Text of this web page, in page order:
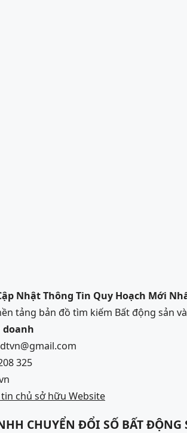
Nhật Thông Tin Quy Hoạch Mới
tảng bản đồ tìm kiếm Bất động sản
doanh
325
chủ sở hữu Website
CHUYỂN ĐỔI SỐ BẤT ĐỘNG